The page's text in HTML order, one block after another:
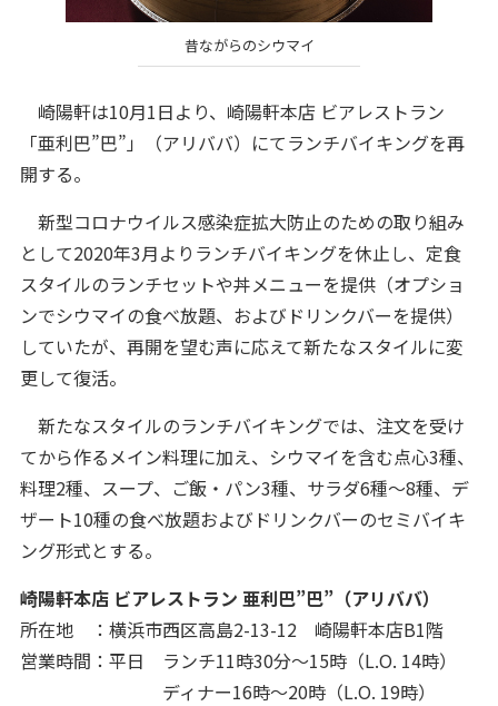
昔ながらのシウマイ
崎陽軒は10月1日より、崎陽軒本店 ビアレストラン
「亜利巴”巴”」（アリババ）にてランチバイキングを再
開する。
新型コロナウイルス感染症拡大防止のための取り組み
として2020年3月よりランチバイキングを休止し、定食
スタイルのランチセットや丼メニューを提供（オプショ
ンでシウマイの食べ放題、およびドリンクバーを提供）
していたが、再開を望む声に応えて新たなスタイルに変
更して復活。
新たなスタイルのランチバイキングでは、注文を受け
てから作るメイン料理に加え、シウマイを含む点心3種、
料理2種、スープ、ご飯・パン3種、サラダ6種～8種、デ
ザート10種の食べ放題およびドリンクバーのセミバイキ
ング形式とする。
崎陽軒本店 ビアレストラン 亜利巴”巴”（アリババ）
所在地 ：横浜市西区高島2-13-12 崎陽軒本店B1階
営業時間：平日 ランチ11時30分～15時（L.O. 14時）
ディナー16時～20時（L.O. 19時）